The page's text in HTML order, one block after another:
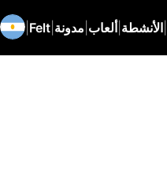
الأنشطة ألعاب مدونة Felt